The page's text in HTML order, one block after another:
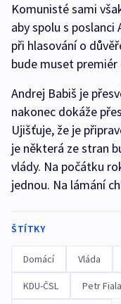
Komunisté sami
aby spolu s poslanci
při hlasování o
bude muset
Andrej Babiš je
nakonec dokáže
Ujišťuje, že je
je některá ze stran
vlády. Na počátku
jednou. Na lámání
ŠTÍTKY
Domácí Vláda
KDU-ČSL Petr Fiala